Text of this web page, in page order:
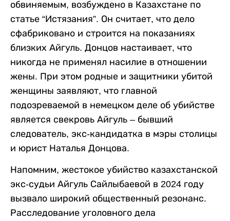
обвиняемым, возбуждено в Казахстане по
статье “Истязания”. Он считает, что дело
сфабриковано и строится на показаниях
близких Айгуль. Донцов настаивает, что
никогда не применял насилие в отношении
жены. При этом родные и защитники убитой
женщины заявляют, что главной
подозреваемой в немецком деле об убийстве
является свекровь Айгуль – бывший
следователь, экс-кандидатка в мэры столицы
и юрист Наталья Донцова.
Напомним, жестокое убийство казахстанской
экс-судьи Айгуль Сайлыбаевой в 2024 году
вызвало широкий общественный резонанс.
Расследование уголовного дела